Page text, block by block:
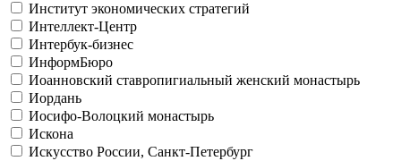
Институт экономических стратегий
Интеллект-Центр
Интербук-бизнес
ИнформБюро
Иоанновский ставропигиальный женский монастырь
Иордань
Иосифо-Волоцкий монастырь
Искона
Искусство России, Санкт-Петербург